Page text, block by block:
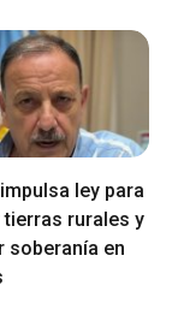
ley para
rurales y
soberanía en